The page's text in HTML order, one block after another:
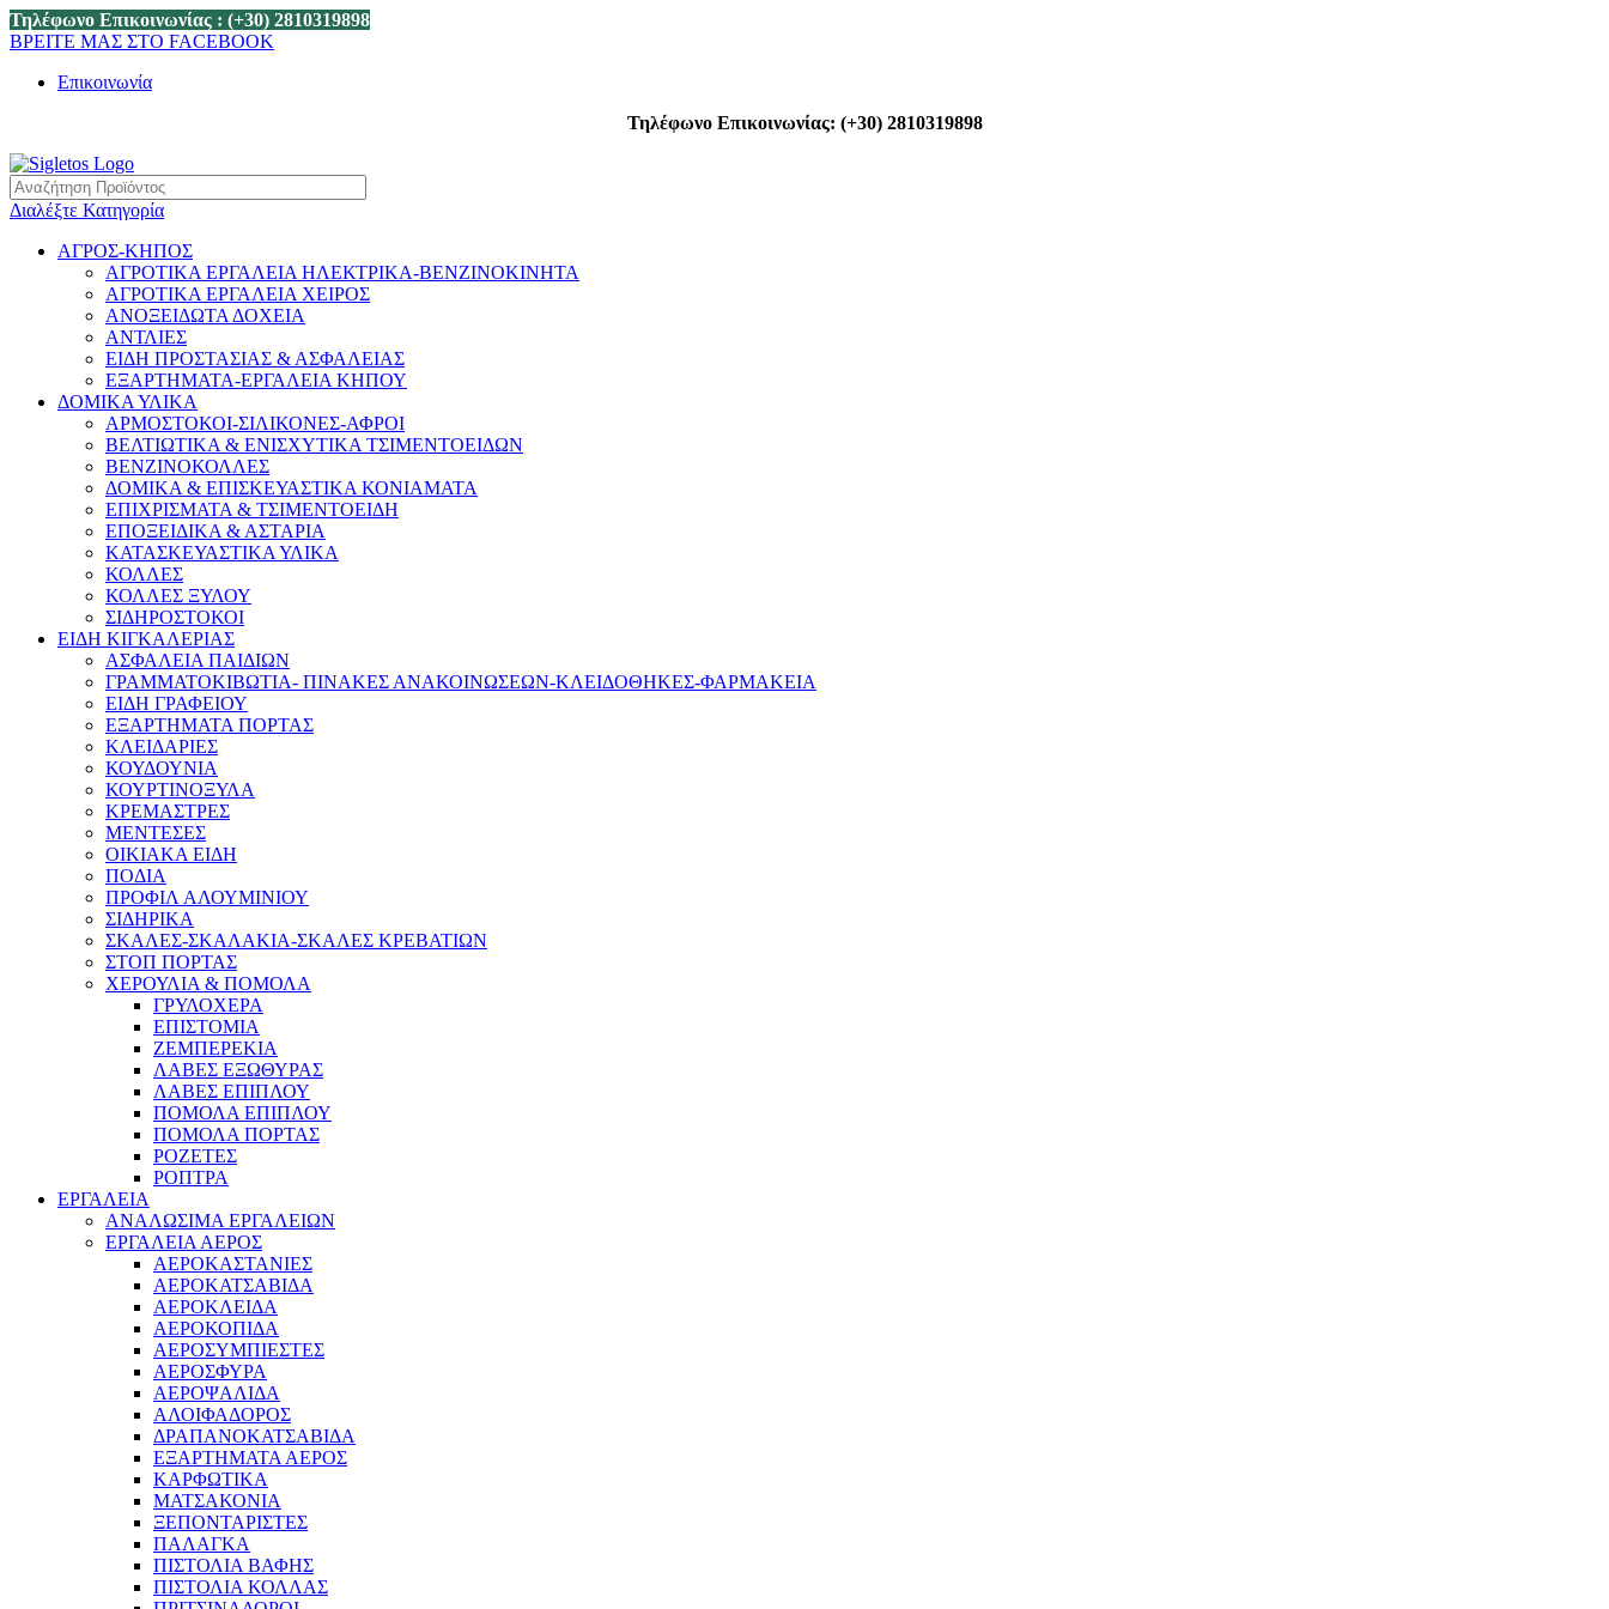
Τηλέφωνο Επικοινωνίας : (+30) 2810319898
ΒΡΕΙΤΕ ΜΑΣ ΣΤΟ FACEBOOK
Επικοινωνία
Τηλέφωνο Επικοινωνίας: (+30) 2810319898
Διαλέξτε Κατηγορία
ΑΓΡΟΣ-ΚΗΠΟΣ
ΑΓΡΟΤΙΚΑ ΕΡΓΑΛΕΙΑ ΗΛΕΚΤΡΙΚΑ-ΒΕΝΖΙΝΟΚΙΝΗΤΑ
ΑΓΡΟΤΙΚΑ ΕΡΓΑΛΕΙΑ ΧΕΙΡΟΣ
ΑΝΟΞΕΙΔΩΤΑ ΔΟΧΕΙΑ
ΑΝΤΛΙΕΣ
ΕΙΔΗ ΠΡΟΣΤΑΣΙΑΣ & ΑΣΦΑΛΕΙΑΣ
ΕΞΑΡΤΗΜΑΤΑ-ΕΡΓΑΛΕΙΑ ΚΗΠΟΥ
ΔΟΜΙΚΑ ΥΛΙΚΑ
ΑΡΜΟΣΤΟΚΟΙ-ΣΙΛΙΚΟΝΕΣ-ΑΦΡΟΙ
ΒΕΛΤΙΩΤΙΚΑ & ΕΝΙΣΧΥΤΙΚΑ ΤΣΙΜΕΝΤΟΕΙΔΩΝ
ΒΕΝΖΙΝΟΚΟΛΛΕΣ
ΔΟΜΙΚΑ & ΕΠΙΣΚΕΥΑΣΤΙΚΑ ΚΟΝΙΑΜΑΤΑ
ΕΠΙΧΡΙΣΜΑΤΑ & ΤΣΙΜΕΝΤΟΕΙΔΗ
ΕΠΟΞΕΙΔΙΚΑ & ΑΣΤΑΡΙΑ
ΚΑΤΑΣΚΕΥΑΣΤΙΚΑ ΥΛΙΚΑ
ΚΟΛΛΕΣ
ΚΟΛΛΕΣ ΞΥΛΟΥ
ΣΙΔΗΡΟΣΤΟΚΟΙ
ΕΙΔΗ ΚΙΓΚΑΛΕΡΙΑΣ
ΑΣΦΑΛΕΙΑ ΠΑΙΔΙΩΝ
ΓΡΑΜΜΑΤΟΚΙΒΩΤΙΑ- ΠΙΝΑΚΕΣ ΑΝΑΚΟΙΝΩΣΕΩΝ-ΚΛΕΙΔΟΘΗΚΕΣ-ΦΑΡΜΑΚΕΙΑ
ΕΙΔΗ ΓΡΑΦΕΙΟΥ
ΕΞΑΡΤΗΜΑΤΑ ΠΟΡΤΑΣ
ΚΛΕΙΔΑΡΙΕΣ
ΚΟΥΔΟΥΝΙΑ
ΚΟΥΡΤΙΝΟΞΥΛΑ
ΚΡΕΜΑΣΤΡΕΣ
ΜΕΝΤΕΣΕΣ
ΟΙΚΙΑΚΑ ΕΙΔΗ
ΠΟΔΙΑ
ΠΡΟΦΙΛ ΑΛΟΥΜΙΝΙΟΥ
ΣΙΔΗΡΙΚΑ
ΣΚΑΛΕΣ-ΣΚΑΛΑΚΙΑ-ΣΚΑΛΕΣ ΚΡΕΒΑΤΙΩΝ
ΣΤΟΠ ΠΟΡΤΑΣ
ΧΕΡΟΥΛΙΑ & ΠΟΜΟΛΑ
ΓΡΥΛΟΧΕΡΑ
ΕΠΙΣΤΟΜΙΑ
ΖΕΜΠΕΡΕΚΙΑ
ΛΑΒΕΣ ΕΞΩΘΥΡΑΣ
ΛΑΒΕΣ ΕΠΙΠΛΟΥ
ΠΟΜΟΛΑ ΕΠΙΠΛΟΥ
ΠΟΜΟΛΑ ΠΟΡΤΑΣ
ΡΟΖΕΤΕΣ
ΡΟΠΤΡΑ
ΕΡΓΑΛΕΙΑ
ΑΝΑΛΩΣΙΜΑ ΕΡΓΑΛΕΙΩΝ
ΕΡΓΑΛΕΙΑ ΑΕΡΟΣ
ΑΕΡΟΚΑΣΤΑΝΙΕΣ
ΑΕΡΟΚΑΤΣΑΒΙΔΑ
ΑΕΡΟΚΛΕΙΔΑ
ΑΕΡΟΚΟΠΙΔΑ
ΑΕΡΟΣΥΜΠΙΕΣΤΕΣ
ΑΕΡΟΣΦΥΡΑ
ΑΕΡΟΨΑΛΙΔΑ
ΑΛΟΙΦΑΔΟΡΟΣ
ΔΡΑΠΑΝΟΚΑΤΣΑΒΙΔΑ
ΕΞΑΡΤΗΜΑΤΑ ΑΕΡΟΣ
ΚΑΡΦΩΤΙΚΑ
ΜΑΤΣΑΚΟΝΙΑ
ΞΕΠΟΝΤΑΡΙΣΤΕΣ
ΠΑΛΑΓΚΑ
ΠΙΣΤΟΛΙΑ ΒΑΦΗΣ
ΠΙΣΤΟΛΙΑ ΚΟΛΛΑΣ